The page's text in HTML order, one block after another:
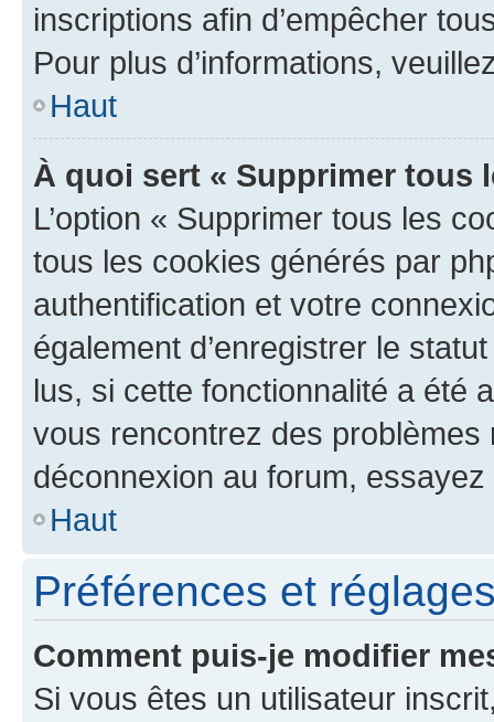
inscriptions afin d’empêcher
Pour plus d’informations,
Haut
À quoi sert « Supprimer tous
L’option « Supprimer tous les
tous les cookies générés par
authentification et votre
également d’enregistrer le
lus, si cette fonctionnalité a été
vous rencontrez des
déconnexion au forum,
Haut
Préférences et
Comment puis-je modifier
Si vous êtes un utilisateur